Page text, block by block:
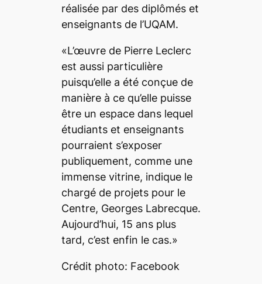
réalisée par des diplômés et
enseignants de l’UQAM.
«L’œuvre de Pierre Leclerc
est aussi particulière
puisqu’elle a été conçue de
manière à ce qu’elle puisse
être un espace dans lequel
étudiants et enseignants
pourraient s’exposer
publiquement, comme une
immense vitrine, indique le
chargé de projets pour le
Centre, Georges Labrecque.
Aujourd’hui, 15 ans plus
tard, c’est enfin le cas.»
Crédit photo: Facebook